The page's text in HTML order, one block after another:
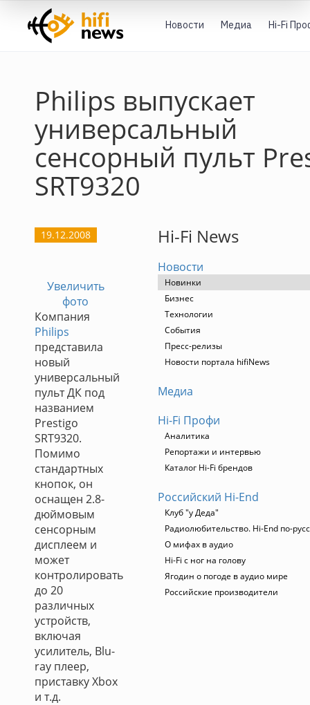
Новости Медиа Hi-Fi
Philips выпускает
универсальный
сенсорный пульт
SRT9320
19.12.2008
Увеличить
фото
Компания
Philips
представила
новый
универсальный
пульт ДК под
названием
Prestigo
SRT9320.
Помимо
стандартных
кнопок, он
оснащен 2.8-
дюймовым
сенсорным
дисплеем и
может
контролировать
до 20
различных
устройств,
включая
усилитель, Blu-
ray плеер,
приставку Xbox
и т.д.
Hi-Fi News
Новости
Новинки
Бизнес
Технологии
События
Пресс-релизы
Новости портала hifiNews
Медиа
Hi-Fi Профи
Аналитика
Репортажи и интервью
Каталог Hi-Fi брендов
Российский Hi-End
Клуб "у Деда"
Радиолюбительство. Hi-End по-
О мифах в аудио
Hi-Fi с ног на голову
Ягодин о погоде в аудио мире
Российские производители